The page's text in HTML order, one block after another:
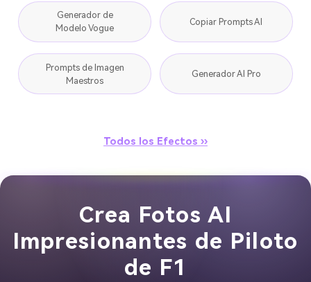
Generador de
Modelo Vogue
Copiar Prompts AI
Prompts de Imagen
Maestros
Generador AI Pro
Todos los Efectos ››
Crea Fotos AI
Impresionantes de Piloto
de F1